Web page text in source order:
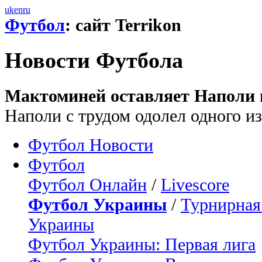
ukenru
Футбол: сайт Terrikon
Новости Футбола
Мактоминей оставляет Наполи
Наполи с трудом одолел одного
Футбол Новости
Футбол
Футбол Онлайн / Livescore
Футбол Украины /
Украины
Футбол Украины: Первая лига